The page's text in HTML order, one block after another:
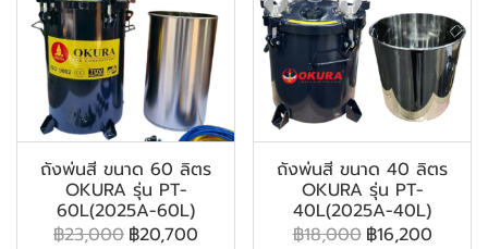
ถังพ่นสี ขนาด 60 ลิตร
OKURA รุ่น PT-
60L(2025A-60L)
฿23,000 ฿20,700
ถังพ่นสี ขนาด 40 ลิตร
OKURA รุ่น PT-
40L(2025A-40L)
฿18,000 ฿16,200